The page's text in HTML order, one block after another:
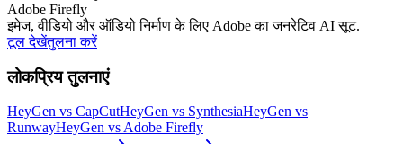
Adobe Firefly
इमेज, वीडियो और ऑडियो निर्माण के लिए Adobe का जनरेटिव AI सूट.
टूल देखेंतुलना करें
लोकप्रिय तुलनाएं
HeyGen vs CapCutHeyGen vs SynthesiaHeyGen vs
RunwayHeyGen vs Adobe Firefly